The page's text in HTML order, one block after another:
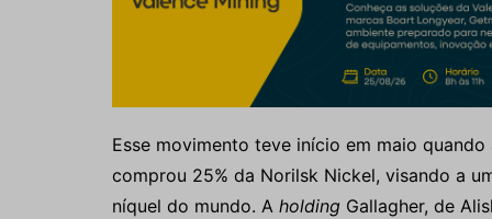
Esse movimento teve início em maio
comprou 25% da Norilsk Nickel, visando a
níquel do mundo. A holding Gallagher, de